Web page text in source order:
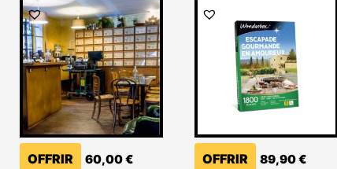
OFFRIR 60,00€ OFFRIR 89,90€